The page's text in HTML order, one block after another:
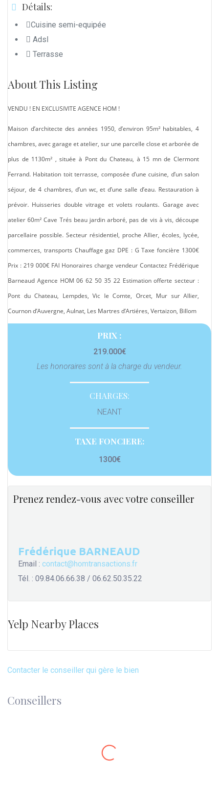
Détails:
Cuisine semi-equipée
Adsl
Terrasse
About This Listing
VENDU ! EN EXCLUSIVITE AGENCE HOM !
Maison d’architecte des années 1950, d’environ 95m² habitables, 4
chambres, avec garage et atelier, sur une parcelle close et arborée de
plus de 1130m² , située à Pont du Chateau, à 15 mn de Clermont
Ferrand. Habitation toit terrasse, composée d’une cuisine, d’un salon
séjour, de 4 chambres, d’un wc, et d’une salle d’eau. Restauration à
prévoir. Huisseries double vitrage et volets roulants. Garage avec
atelier 60m² Cave Trés beau jardin arboré, pas de vis à vis, découpe
parcellaire possible. Secteur résidentiel, proche Allier, écoles, lycée,
commerces, transports Chauffage gaz DPE : G Taxe foncière 1300€
Prix : 219 000€ FAI Honoraires charge vendeur Contactez Frédérique
Barneaud Agence HOM 06 62 50 35 22 Estimation offerte secteur :
Pont du Chateau, Lempdes, Vic le Comte, Orcet, Mur sur Allier,
Cournon d’Auvergne, Aulnat, Les Martres d’Artiéres, Vertaizon, Billom
PRIX :
219.000€
Les honoraires sont à la charge du vendeur.
CHARGES:
NEANT
TAXE FONCIERE:
1300€
Prenez rendez-vous avec votre conseiller
Frédérique BARNEAUD
Email : contact@homtransactions.fr
Tél. : 09.84.06.66.38 / 06.62.50.35.22
Yelp Nearby Places
Contacter le conseiller qui gère le bien
Conseillers